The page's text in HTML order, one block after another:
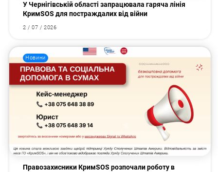
У Чернігівській області запрацювала гаряча лінія
КримSOS для постраждалих від війни
2 / 07 / 2026
Новини
Правозахисники КримSOS розпочали роботу в